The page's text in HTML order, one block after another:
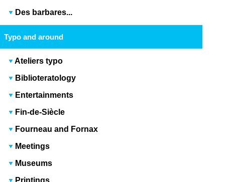
Des barbares...
Typo and around
Ateliers typo
Biblioteratology
Entertainments
Fin-de-Siècle
Fourneau and Fornax
Meetings
Museums
Printings